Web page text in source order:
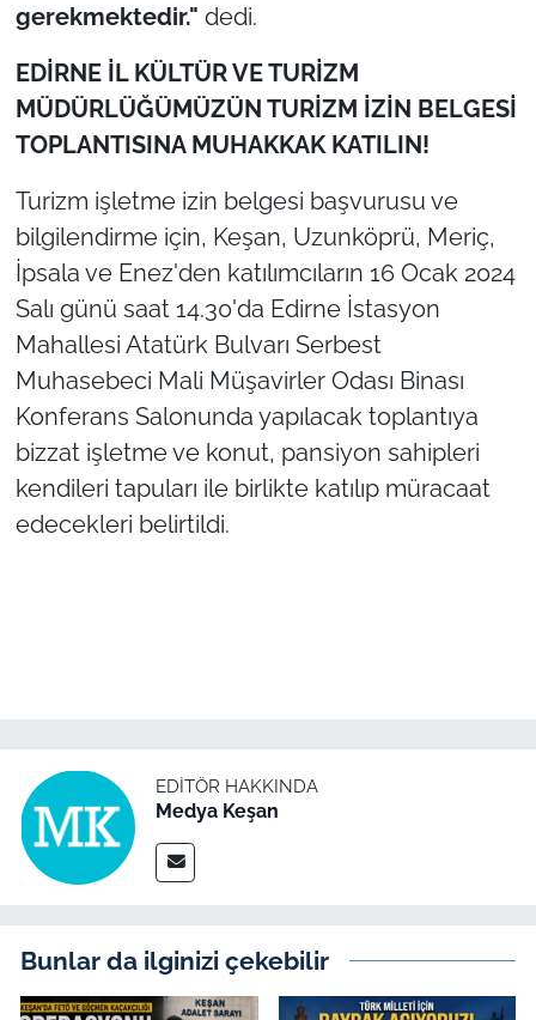
gerekmektedir." dedi.
EDİRNE İL KÜLTÜR VE TURİZM
MÜDÜRLÜĞÜMÜZÜN TURİZM İZİN BELGESİ
TOPLANTISINA MUHAKKAK KATILIN!
Turizm işletme izin belgesi başvurusu ve
bilgilendirme için, Keşan, Uzunköprü, Meriç,
İpsala ve Enez'den katılımcıların 16 Ocak 2024
Salı günü saat 14.30'da Edirne İstasyon
Mahallesi Atatürk Bulvarı Serbest
Muhasebeci Mali Müşavirler Odası Binası
Konferans Salonunda yapılacak toplantıya
bizzat işletme ve konut, pansiyon sahipleri
kendileri tapuları ile birlikte katılıp müracaat
edecekleri belirtildi.
EDITÖR HAKKINDA
Medya Keşan
Bunlar da ilginizi çekebilir
Bilim Teknoloji
English News
Canlı Maç
Finans
Genel-A
Gündem-Eğitim